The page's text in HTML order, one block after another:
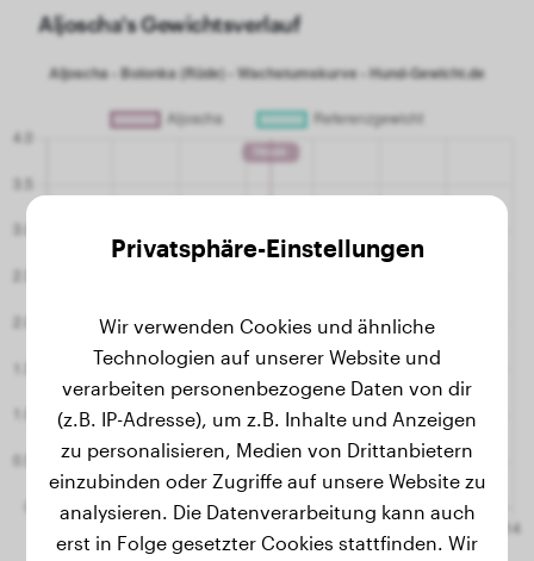
Aljoscha's Gewichtsverlauf
Privatsphäre-Einstellungen
Wir verwenden Cookies und ähnliche
Technologien auf unserer Website und
verarbeiten personenbezogene Daten von dir
(z.B. IP-Adresse), um z.B. Inhalte und Anzeigen
zu personalisieren, Medien von Drittanbietern
einzubinden oder Zugriffe auf unsere Website zu
analysieren. Die Datenverarbeitung kann auch
erst in Folge gesetzter Cookies stattfinden. Wir